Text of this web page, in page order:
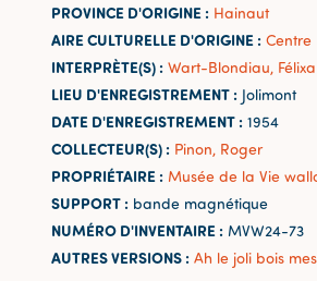
PROVINCE D'ORIGINE : Hainaut
AIRE CULTURELLE D'ORIGINE : Centre
INTERPRÈTE(S) : Wart-Blondiau, Félixa
LIEU D'ENREGISTREMENT : Jolimont
DATE D'ENREGISTREMENT : 1954
COLLECTEUR(S) : Pinon, Roger
PROPRIÉTAIRE : Musée de la Vie
SUPPORT : bande magnétique
NUMÉRO D'INVENTAIRE : MVW24-73
AUTRES VERSIONS : Ah le joli bois